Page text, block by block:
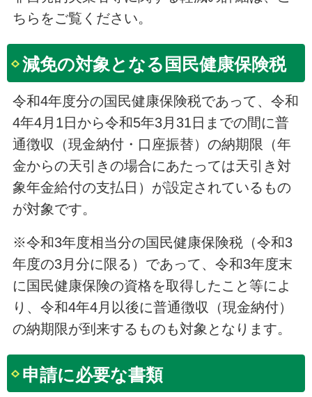
ちらをご覧ください。
減免の対象となる国民健康保険税
令和4年度分の国民健康保険税であって、令和
4年4月1日から令和5年3月31日までの間に普
通徴収（現金納付・口座振替）の納期限（年
金からの天引きの場合にあたっては天引き対
象年金給付の支払日）が設定されているもの
が対象です。
※令和3年度相当分の国民健康保険税（令和3
年度の3月分に限る）であって、令和3年度末
に国民健康保険の資格を取得したこと等によ
り、令和4年4月以後に普通徴収（現金納付）
の納期限が到来するものも対象となります。
申請に必要な書類